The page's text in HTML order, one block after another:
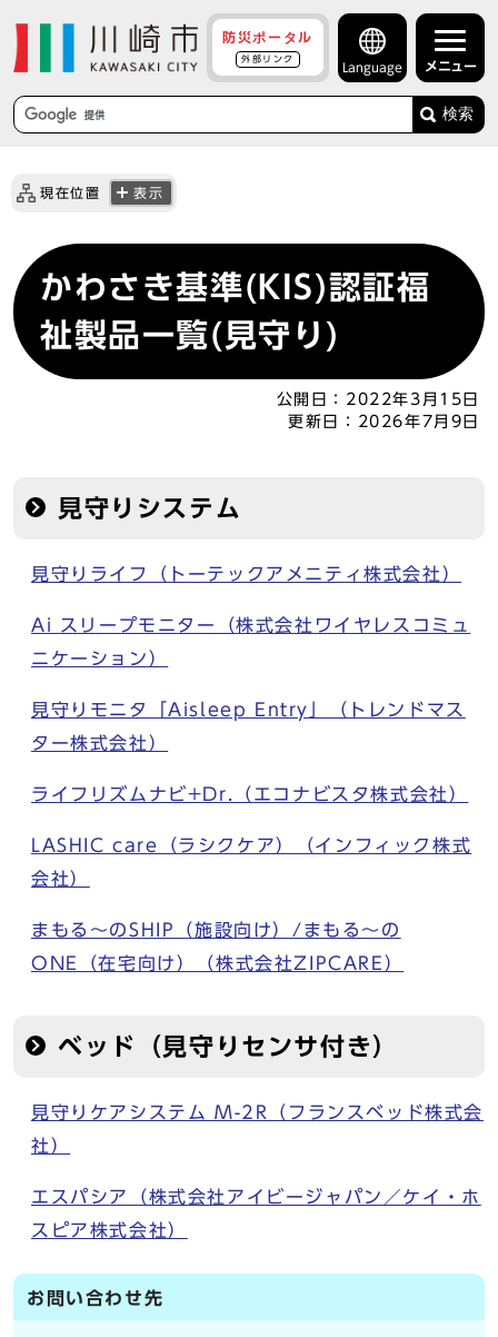
防災ポータル
外部リンク
Language メニュー
検索
現在位置 表示
かわさき基準(KIS)認証福
祉製品一覧(見守り)
公開日： 2022年3月15日
更新日：
2026年7月9日
見守りシステム
見守りライフ（トーテックアメニティ株式会社）
Ai スリープモニター（株式会社ワイヤレスコミュ
ニケーション）
見守りモニタ「Aisleep Entry」（トレンドマス
ター株式会社）
ライフリズムナビ+Dr.（エコナビスタ株式会社）
LASHIC care（ラシクケア）（インフィック株式
会社）
まもる～のSHIP（施設向け）/まもる～の
ONE（在宅向け）（株式会社ZIPCARE）
ベッド（見守りセンサ付き）
見守りケアシステム M-2R（フランスベッド株式会
社）
エスパシア（株式会社アイビージャパン／ケイ・ホ
スピア株式会社）
お問い合わせ先